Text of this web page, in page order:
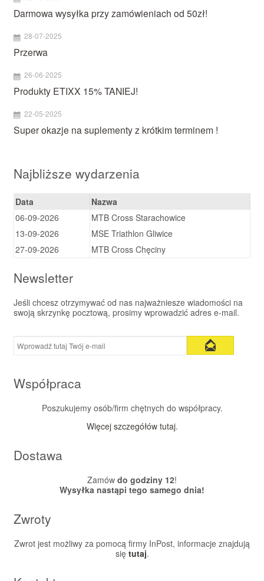
Darmowa wysyłka przy zamówieniach od 50zł!
28-07-2025
Przerwa
26-06-2025
Produkty ETIXX 15% TANIEJ!
22-05-2025
Super okazje na suplementy z krótkim terminem !
Najbliższe wydarzenia
Data
Nazwa
06-09-2026
MTB Cross Starachowice
13-09-2026
MSE Triathlon Gliwice
27-09-2026
MTB Cross Chęciny
Newsletter
Jeśli chcesz otrzymywać od nas najważniesze wiadomości na
swoją skrzynkę pocztową, prosimy wprowadzić adres e-mail.
Współpraca
Poszukujemy osób/firm chętnych do współpracy.
Więcej szczegółów tutaj.
Dostawa
Zamów do godziny 12!
Wysyłka nastąpi tego samego dnia!
Zwroty
Zwrot jest możliwy za pomocą firmy InPost, informacje znajdują
się tutaj.